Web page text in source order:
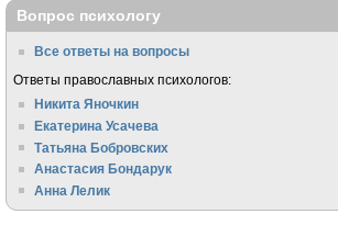
Вопрос психологу
Все ответы на вопросы
Ответы православных психологов:
Никита Яночкин
Екатерина Усачева
Татьяна Бобровских
Анастасия Бондарук
Анна Лелик